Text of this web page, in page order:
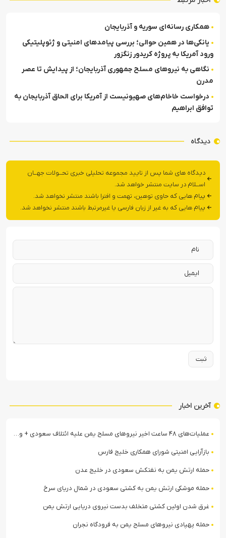
همکاری رسانه‌ای سوریه و آذربایجان
یانکی‌ها در همین حوالی‌؛ بررسی پیامدهای امنیتی و ژئوپلیتیکی
ورود آمریکا به پروژه کریدور زنگزور‎
نگاهی به نیروهای مسلح جمهوری آذربایجان؛ از پیدایش تا عصر
مدرن
درخواست خاخام‌های صهیونیست از آمریکا برای الحاق آذربایجان به
توافق ابراهیم
دیدگاه
دیدگاه های شما پس از تایید مجموعه تحلیلی خبری تحــولات جهــان
اســلام در سایت منتشر خواهد شد.
پیام هایی که حاوی توهین، تهمت و افترا باشند منتشر نخواهد شد.
پیام هایی که به غیر از زبان فارسی یا غیرمرتبط باشند منتشر نخواهد شد.
آخرین اخبار
عملیات‌های ۴۸ ساعت اخیر نیروهای مسلح یمن علیه ائتلاف سعودی + ویدیو
بازآرایی امنیتی شورای همکاری خلیج فارس
حمله ارتش یمن به نفتکش سعودی در خلیج عدن
حمله موشکی ارتش یمن به کشتی سعودی در شمال دریای سرخ
غرق شدن اولین کشتی متخلف بدست نیروی دریایی ارتش یمن
حمله پهپادی نیروهای مسلح یمن به فرودگاه نجران